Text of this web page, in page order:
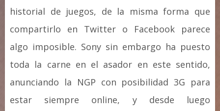
historial de juegos, de la misma forma que
compartirlo en Twitter o Facebook parece
algo imposible. Sony sin embargo ha puesto
toda la carne en el asador en este sentido,
anunciando la NGP con posibilidad 3G para
estar siempre online, y desde luego